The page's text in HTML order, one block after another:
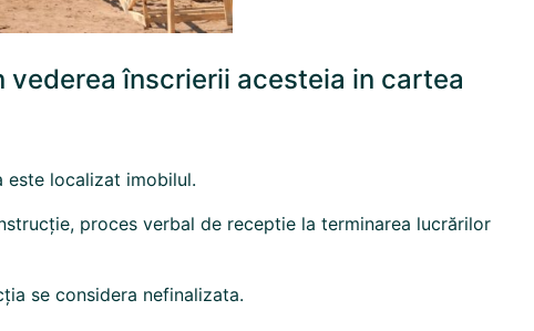
înscrierii acesteia in cartea
este localizat imobilul.
proces verbal de receptie la terminarea lucrărilor
se considera nefinalizata.